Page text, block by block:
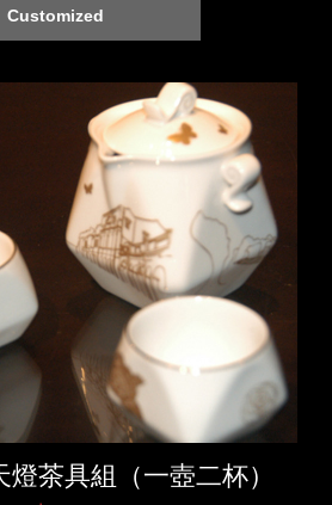
Customized
茶具組（一壺二杯）